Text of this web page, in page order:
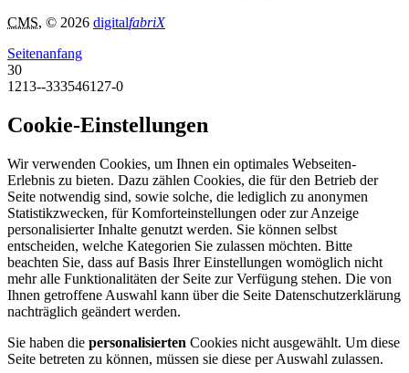
CMS, © 2026 digitalfabriX
Seitenanfang
30
1213--333546127-0
Cookie-Einstellungen
Wir verwenden Cookies, um Ihnen ein optimales Webseiten-
Erlebnis zu bieten. Dazu zählen Cookies, die für den Betrieb der
Seite notwendig sind, sowie solche, die lediglich zu anonymen
Statistikzwecken, für Komforteinstellungen oder zur Anzeige
personalisierter Inhalte genutzt werden. Sie können selbst
entscheiden, welche Kategorien Sie zulassen möchten. Bitte
beachten Sie, dass auf Basis Ihrer Einstellungen womöglich nicht
mehr alle Funktionalitäten der Seite zur Verfügung stehen. Die von
Ihnen getroffene Auswahl kann über die Seite Datenschutzerklärung
nachträglich geändert werden.
Sie haben die personalisierten Cookies nicht ausgewählt. Um diese
Seite betreten zu können, müssen sie diese per Auswahl zulassen.